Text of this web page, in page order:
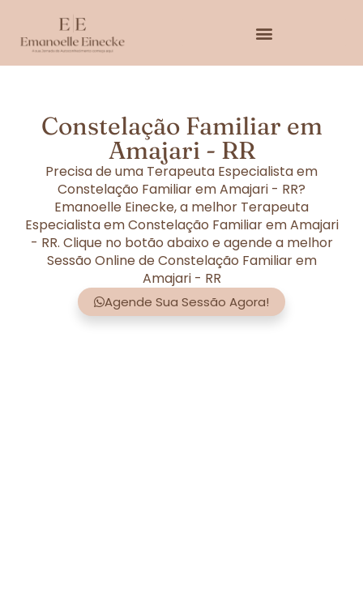
Constelação Familiar em
Amajari - RR
Precisa de uma Terapeuta Especialista em
Constelação Familiar em Amajari - RR?
Emanoelle Einecke, a melhor Terapeuta
Especialista em Constelação Familiar em Amajari
- RR. Clique no botão abaixo e agende a melhor
Sessão Online de Constelação Familiar em
Amajari - RR
Agende Sua Sessão Agora!